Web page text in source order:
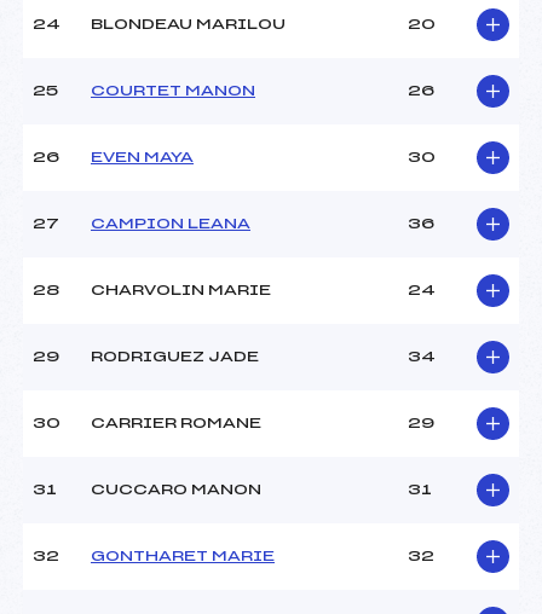
24 BLONDEAU MARILOU 20
25 COURTET MANON 26
26 EVEN MAYA 30
27 CAMPION LEANA 36
28 CHARVOLIN MARIE 24
29 RODRIGUEZ JADE 34
30 CARRIER ROMANE 29
31 CUCCARO MANON 31
32 GONTHARET MARIE 32